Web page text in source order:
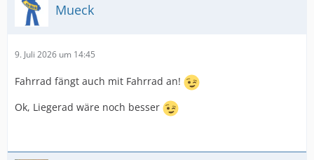
Mueck
9. Juli 2026 um 14:45
Fahrrad fängt auch mit Fahrrad an!
Ok, Liegerad wäre noch besser